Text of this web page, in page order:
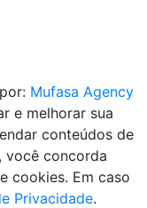
Mufasa Agency
e melhorar sua
conteúdos de
você concorda
cookies. Em caso
Privacidade.